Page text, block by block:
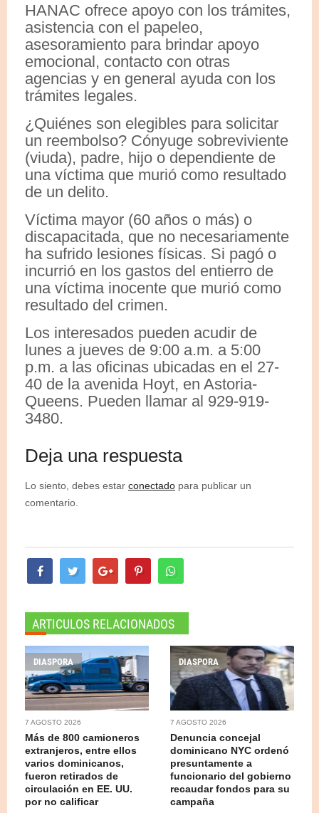
HANAC ofrece apoyo con los trámites,
asistencia con el papeleo,
asesoramiento para brindar apoyo
emocional, contacto con otras
agencias y en general ayuda con los
trámites legales.
¿Quiénes son elegibles para solicitar
un reembolso? Cónyuge sobreviviente
(viuda), padre, hijo o dependiente de
una víctima que murió como resultado
de un delito.
Víctima mayor (60 años o más) o
discapacitada, que no necesariamente
ha sufrido lesiones físicas. Si pagó o
incurrió en los gastos del entierro de
una víctima inocente que murió como
resultado del crimen.
Los interesados pueden acudir de
lunes a jueves de 9:00 a.m. a 5:00
p.m. a las oficinas ubicadas en el 27-
40 de la avenida Hoyt, en Astoria-
Queens. Pueden llamar al 929-919-
3480.
Deja una respuesta
Lo siento, debes estar conectado para publicar un
comentario.
ARTICULOS RELACIONADOS
DIASPORA
7 AGOSTO 2026
Más de 800 camioneros
extranjeros, entre ellos
varios dominicanos,
fueron retirados de
circulación en EE. UU.
por no calificar
DIASPORA
7 AGOSTO 2026
Denuncia concejal
dominicano NYC ordenó
presuntamente a
funcionario del gobierno
recaudar fondos para su
campaña